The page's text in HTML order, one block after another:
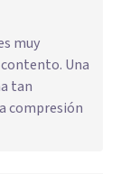
muy
Una
tan
compresión